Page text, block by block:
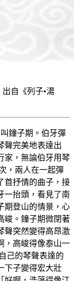
自《列子•湯
鐘子期。伯牙彈
聲完美地表達出
家，無論伯牙用琴
，兩人在一起彈
首抒情的曲子，接
一抬頭，看見了南
期登山的情景，心
峻。鐘子期微閉著
聲突然變得高昂激
，高峻得像泰山一
己的琴聲表達的
下子變得宏大壯